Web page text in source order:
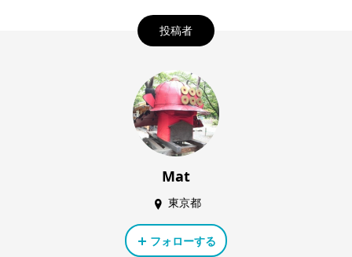
投稿者
Mat
東京都
フォローする